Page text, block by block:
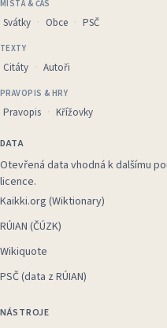
MÍSTA & ČAS
Svátky Obce PSČ
TEXTY
Citáty Autoři
PRAVOPIS & HRY
Pravopis Křížovky
DATA
Otevřená data vhodná k dalšímu
licence.
Kaikki.org (Wiktionary)
RÚIAN (ČÚZK)
Wikiquote
PSČ (data z RÚIAN)
NÁSTROJE